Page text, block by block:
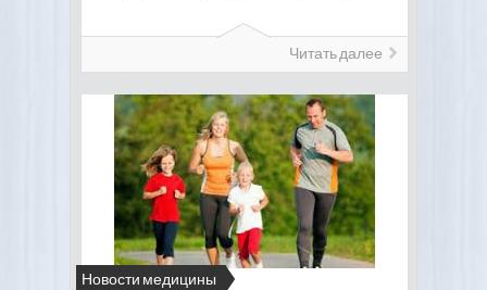
Читать далее
Новости медицины